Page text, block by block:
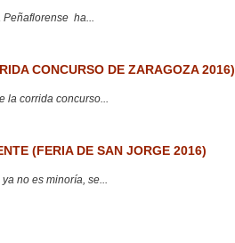
Peñaflorense ha...
CONCURSO DE ZARAGOZA 2016)
la corrida concurso...
(FERIA DE SAN JORGE 2016)
no es minoría, se...